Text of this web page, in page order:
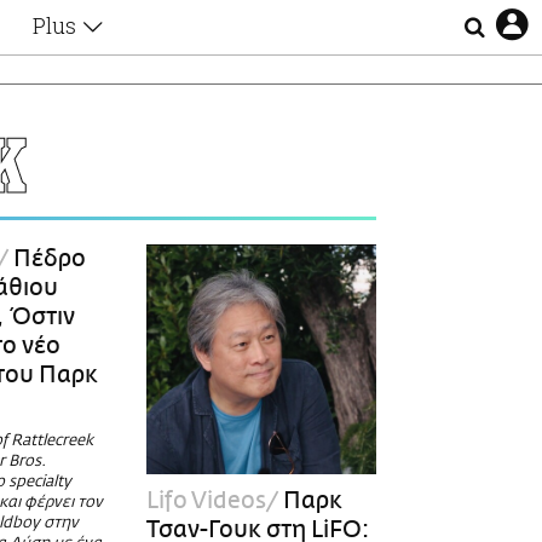
Plus
Οι Αθηναίοι
Απώλειες
Lgbtqi+
Επιλογές
Πέδρο
Όστιν
νέο
Παρκ
Rattlecreek
Bros.
specialty
φέρνει τον
στην
Lifo Videos Παρκ
Τσαν-Γουκ στη LiFO: